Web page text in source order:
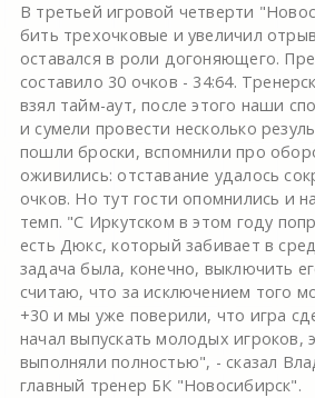
В третьей игровой четверти
бить трехочковые и увеличил
оставался в роли догоняющего.
составило 30 очков - 34:64.
взял тайм-аут, после этого наши
и сумели провести несколько
пошли броски, вспомнили про
оживились: отставание удалось
очков. Но тут гости опомнились и
темп. "С Иркутском в этом году
есть Дюкс, который забивает в
задача была, конечно, выключить
считаю, что за исключением того
+30 и мы уже поверили, что игра
начал выпускать молодых игроков,
выполняли полностью", - сказал
главный тренер БК "Новосибирск".